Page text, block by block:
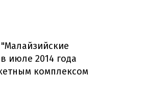
июле 2014 года
комплексом